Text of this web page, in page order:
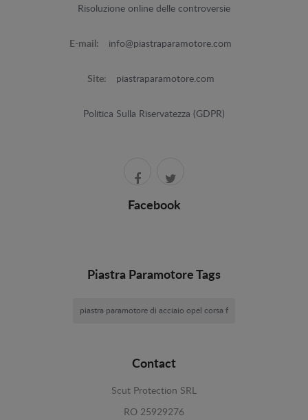
Risoluzione online delle controversie
E-mail: info@piastraparamotore.com
Site: piastraparamotore.com
Politica Sulla Riservatezza (GDPR)
Facebook
Piastra Paramotore Tags
piastra paramotore di acciaio opel corsa f
Contact
Scut Protection SRL
RO 25929276